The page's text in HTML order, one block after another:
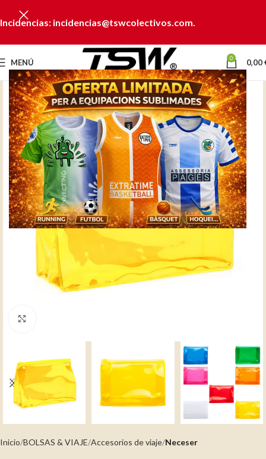
Incidencias: incidencias@tswcolectivos.com.
MENÚ 0 0,00
Inicio BOLSAS & VIAJE Accesorios de viaje Neceser